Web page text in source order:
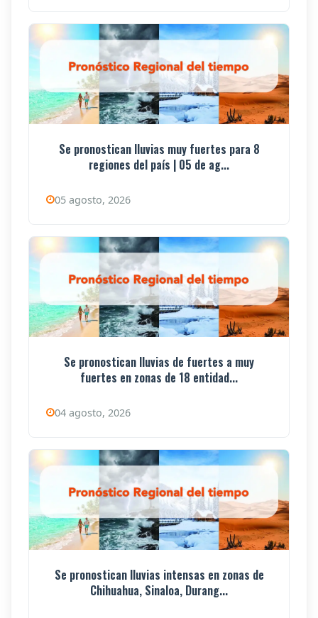
Se pronostican lluvias muy fuertes para 8
regiones del país | 05 de ag...
05 agosto, 2026
Se pronostican lluvias de fuertes a muy
fuertes en zonas de 18 entidad...
04 agosto, 2026
Se pronostican lluvias intensas en zonas de
Chihuahua, Sinaloa, Durang...